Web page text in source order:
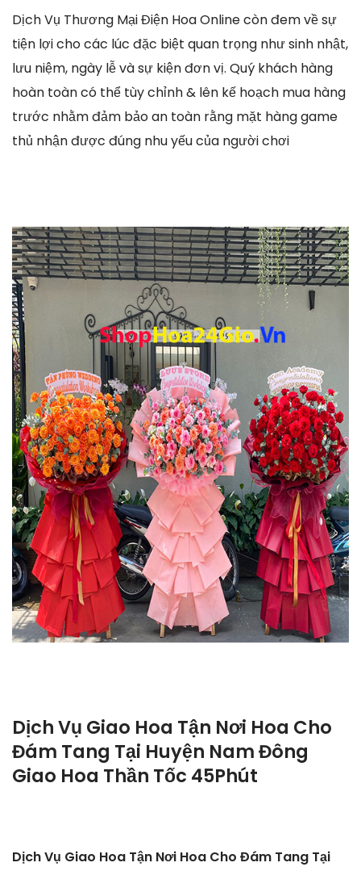
Dịch Vụ Thương Mại Điện Hoa Online còn đem về sự
tiện lợi cho các lúc đặc biệt quan trọng như sinh nhật,
lưu niệm, ngày lễ và sự kiện đơn vị. Quý khách hàng
hoàn toàn có thể tùy chỉnh & lên kế hoạch mua hàng
trước nhằm đảm bảo an toàn rằng mặt hàng game
thủ nhận được đúng nhu yếu của người chơi
Dịch Vụ Giao Hoa Tận Nơi Hoa Cho
Đám Tang Tại Huyện Nam Đông
Giao Hoa Thần Tốc 45Phút
Dịch Vụ Giao Hoa Tận Nơi Hoa Cho Đám Tang Tại